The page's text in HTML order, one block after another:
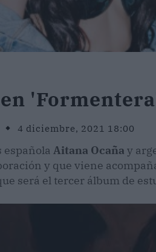
4 diciembre, 2021 18:00
española Aitana Ocaña y
y que viene
será el tercer álbum de